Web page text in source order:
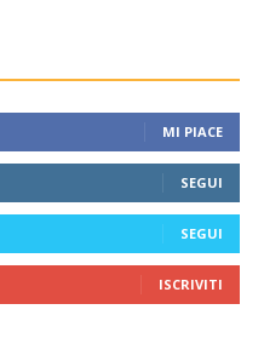
MI PIACE
SEGUI
SEGUI
ISCRIVITI